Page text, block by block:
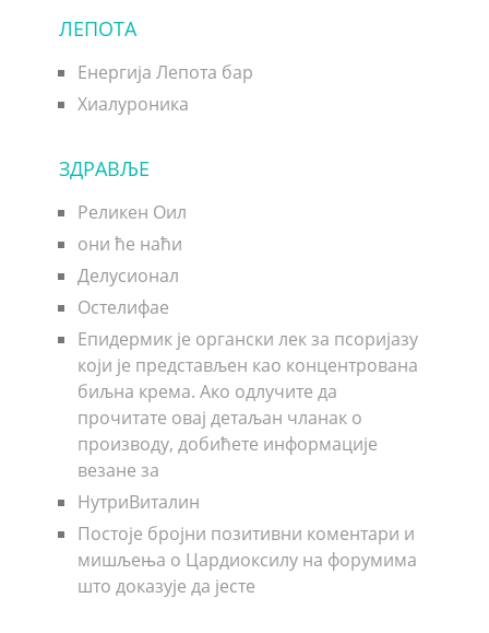
ЛЕПОТА
Енергија Лепота бар
Хиалуроника
ЗДРАВЉЕ
Реликен Оил
они ће наћи
Делусионал
Остелифае
Епидермик је органски лек за псоријазу
који је представљен као концентрована
биљна крема. Ако одлучите да
прочитате овај детаљан чланак о
производу, добићете информације
везане за
НутриВиталин
Постоје бројни позитивни коментари и
мишљења о Цардиоксилу на форумима
што доказује да јесте